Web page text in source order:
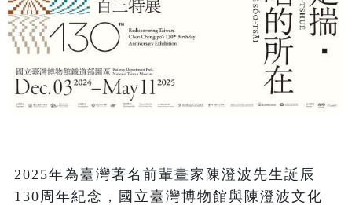
2025年為臺灣著名前輩畫家陳澄波先生誕辰
130周年紀念，國立臺灣博物館與陳澄波文化